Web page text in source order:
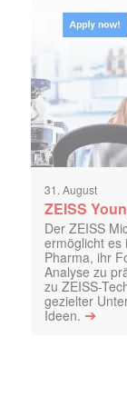
31. August
ZEISS
Der ZEISS
ermöglicht es
Pharma, ihr
Analyse zu
zu ZEISS-
gezielter
Ideen. ➔